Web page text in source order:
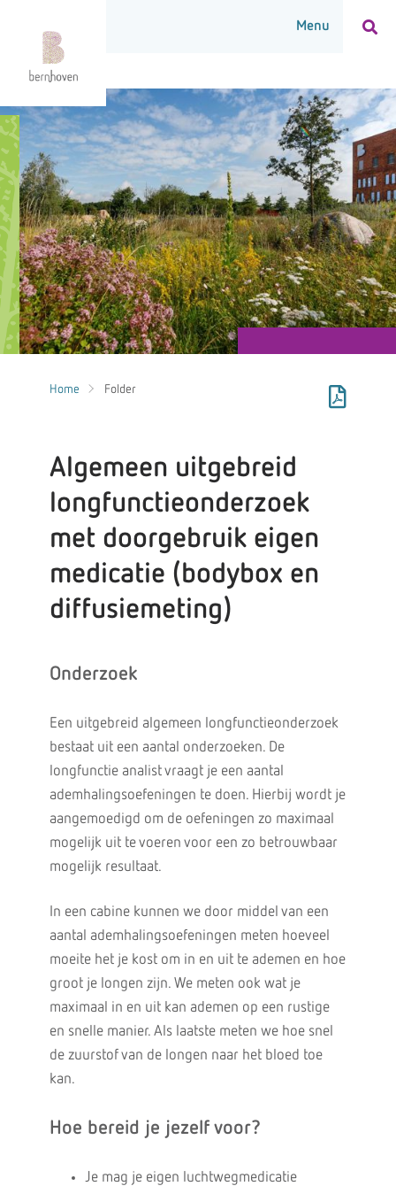
Home Folder
Algemeen uitgebreid
longfunctieonderzoek
met doorgebruik eigen
medicatie (bodybox en
diffusiemeting)
Onderzoek
Een uitgebreid algemeen longfunctieonderzoek
bestaat uit een aantal onderzoeken. De
longfunctie analist vraagt je een aantal
ademhalingsoefeningen te doen. Hierbij wordt je
aangemoedigd om de oefeningen zo maximaal
mogelijk uit te voeren voor een zo betrouwbaar
mogelijk resultaat.
In een cabine kunnen we door middel van een
aantal ademhalingsoefeningen meten hoeveel
moeite het je kost om in en uit te ademen en hoe
groot je longen zijn. We meten ook wat je
maximaal in en uit kan ademen op een rustige
en snelle manier. Als laatste meten we hoe snel
de zuurstof van de longen naar het bloed toe
kan.
Hoe bereid je jezelf voor?
Je mag je eigen luchtwegmedicatie